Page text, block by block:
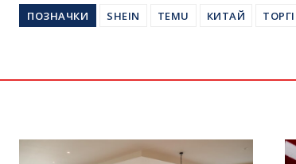
ПОЗНАЧКИ SHEIN TEMU КИТАЙ